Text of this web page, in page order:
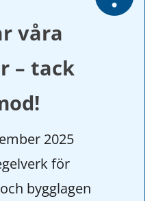
våra
– tack
2025
för
bygglagen